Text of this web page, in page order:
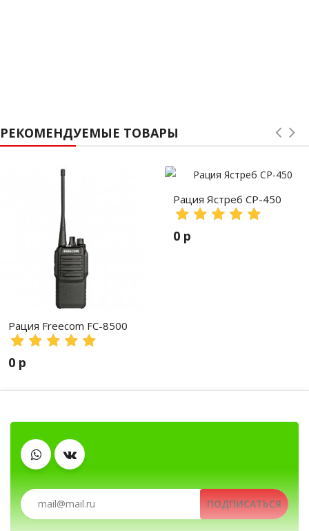
РЕКОМЕНДУЕМЫЕ ТОВАРЫ
Рация Freecom FC-8500
0 р
Рация Ястреб СР-450
0 р
Гарнитуры
Рации, радиостанции, рации для охоты и
Автомобильные рации, автомобильные
ПОДПИСАТЬСЯ